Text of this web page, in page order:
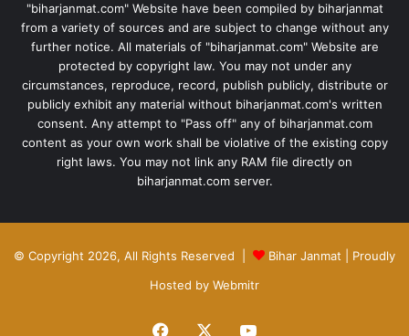
"biharjanmat.com" Website have been compiled by biharjanmat
from a variety of sources and are subject to change without any
further notice. All materials of "biharjanmat.com" Website are
protected by copyright law. You may not under any
circumstances, reproduce, record, publish publicly, distribute or
publicly exhibit any material without biharjanmat.com's written
consent. Any attempt to "Pass off" any of biharjanmat.com
content as your own work shall be violative of the existing copy
right laws. You may not link any RAM file directly on
biharjanmat.com server.
© Copyright 2026, All Rights Reserved | Bihar Janmat | Proudly
Hosted by Webmitr
Facebook